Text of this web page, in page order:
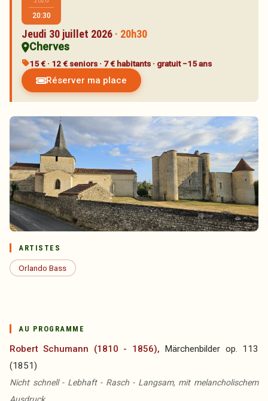
Artistes
Réservations
Partenaires
Inscription à la newsletter
20:30
Jeudi 30 juillet 2026 · 20h30
Cherves
15 € · 12 € seniors · 7 € habitants · gratuit −15 ans
Réserver ma place
ARTISTES
Orlando Bass
AU PROGRAMME
Robert Schumann (1810 - 1856), Märchenbilder op. 113
(1851)
Nicht schnell - Lebhaft - Rasch - Langsam, mit melancholischem